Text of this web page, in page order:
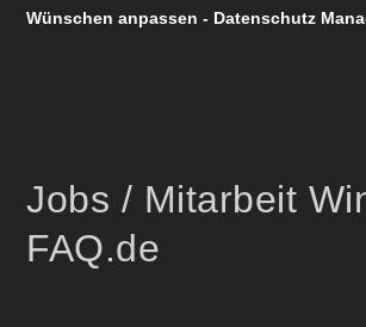
Wünschen anpassen - Datenschutz
Jobs / Mitarbeit
FAQ.de